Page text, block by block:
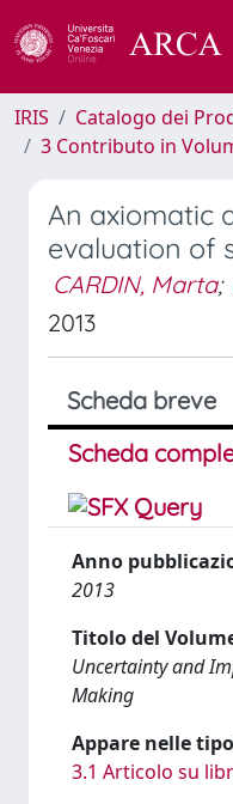
IRIS
Catalogo dei
3 Contributo in
An axiomatic
evaluation of
CARDIN, Marta;
2013
Scheda breve
Scheda
Anno
2013
Titolo del
Uncertainty and
Making
Appare nelle
3.1 Articolo su